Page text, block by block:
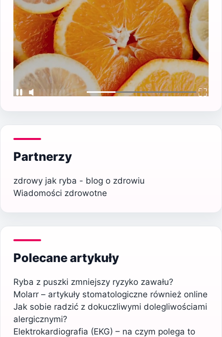
Partnerzy
zdrowy jak ryba - blog o zdrowiu
Wiadomości zdrowotne
Polecane artykuły
Ryba z puszki zmniejszy ryzyko zawału?
Molarr – artykuły stomatologiczne również online
Jak sobie radzić z dokuczliwymi dolegliwościami
alergicznymi?
Elektrokardiografia (EKG) – na czym polega to